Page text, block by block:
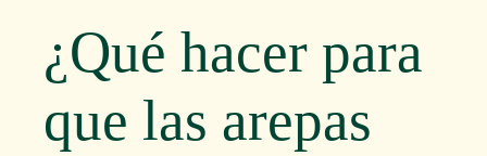
¿Qué hacer para
que las arepas